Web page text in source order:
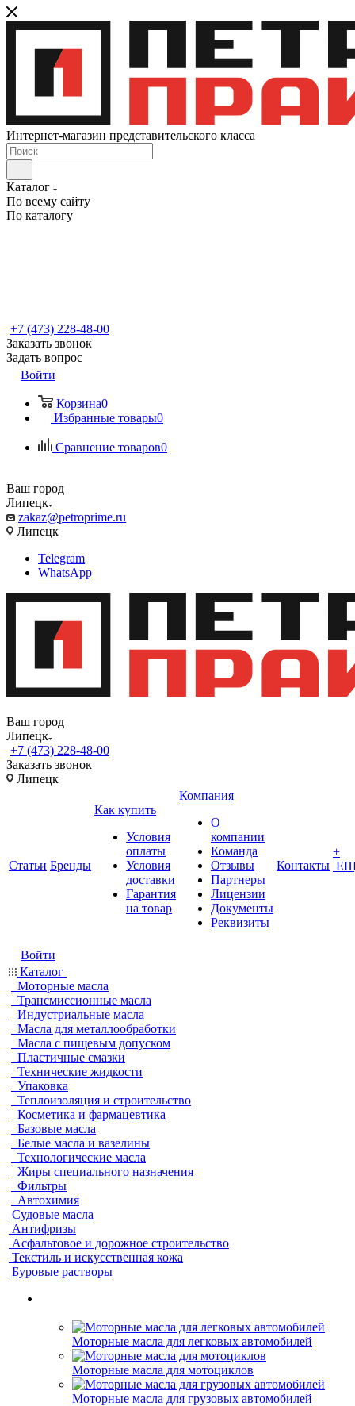
Интернет-магазин представительского класса
Каталог
По всему сайту
По каталогу
+7 (473) 228-48-00
Заказать звонок
Задать вопрос
Войти
Корзина0
Избранные товары0
Сравнение товаров0
Ваш город
Липецк
zakaz@petroprime.ru
Липецк
Telegram
WhatsApp
Ваш город
Липецк
+7 (473) 228-48-00
Заказать звонок
Липецк
Статьи Бренды
Как купить
Условия
оплаты
Условия
доставки
Гарантия
на товар
Компания
О
компании
Команда
Отзывы
Партнеры
Лицензии
Документы
Реквизиты
Контакты
+
Войти
Каталог
Моторные масла
Трансмиссионные масла
Индустриальные масла
Масла для металлообработки
Масла с пищевым допуском
Пластичные смазки
Технические жидкости
Упаковка
Теплоизоляция и строительство
Косметика и фармацевтика
Базовые масла
Белые масла и вазелины
Технологические масла
Жиры специального назначения
Фильтры
Автохимия
Судовые масла
Антифризы
Асфальтовое и дорожное строительство
Текстиль и искусственная кожа
Буровые растворы
Моторные масла для легковых автомобилей
Моторные масла для мотоциклов
Моторные масла для грузовых автомобилей